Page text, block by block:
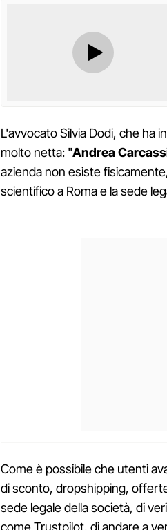
L'avvocato Silvia Dodi, che ha
molto netta: "Andrea
azienda non esiste
scientifico a Roma e la sede
Come è possibile che utenti
di sconto, dropshipping,
sede legale della società, di
come Trustpilot, di andare a